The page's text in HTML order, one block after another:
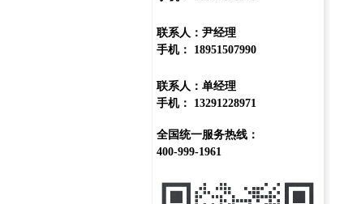
联系人：尹经理
手机： 18951507990
联系人：单经理
手机： 13291228971
全国统一服务热线：
400-999-1961